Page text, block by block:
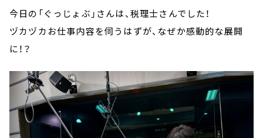
今日の「ぐっじょぶ」さんは、税理士さんでした！
ヅカヅカお仕事内容を伺うはずが、なぜか感動的な展開
に！？